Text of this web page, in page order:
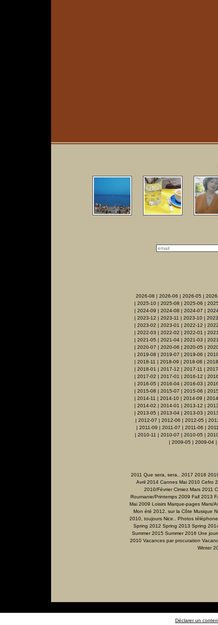
2026-08 | 2026-06 | 2026-05 |
| 2025-10| 2025-08 | 2025-06 |
| 2024-09 | 2024-08 | 2024-07 |
| 2023-12 | 2023-11 | 2023-10 |
| 2023-02 | 2023-01 | 2022-12 |
| 2022-03 | 2022-02 | 2022-01 |
| 2021-05 | 2021-04| 2021-03 |
| 2020-07 | 2020-06 | 2020-05 |
| 2019-08 | 2019-07 | 2019-06 |
| 2018-11 | 2018-09 | 2018-08 |
| 2018-01 | 2017-12 | 2017-11 |
| 2017-02 | 2017-01 | 2016-12 |
| 2016-05 | 2016-04 | 2016-03 |
| 2015-08 | 2015-07 | 2015-06 |
| 2014-11 | 2014-10 | 2014-09 |
| 2014-02 | 2014-01 | 2013-12 |
| 2013-05 | 2013-04 | 2013-03 |
| 2012-07 | 2012-06 | 2012-05 |
| 2011-09 | 2011-07 | 2011-06 |
| 2010-11 | 2010-07 | 2010-05 |
| 2009-05 | 2009-04 |
2011 Que sera, sera.. 2017 2018
Avril 2014 Cannes Mai 2010 Cefro
2010/Février Cimiez Mars 2011
Roumanie/Printemps 2009 Fall 2013
Mai 2009 Loisirs Marque-pages Mars/
Mon été 2012, sur la Côte Musique
2010, toujours Nice.. Photos téléphone
Spring 2012 Spring 2013 Spring
Summer 2015 Summer 2016 Une
2010 Vacances par procuration
Winter
Déclarer un